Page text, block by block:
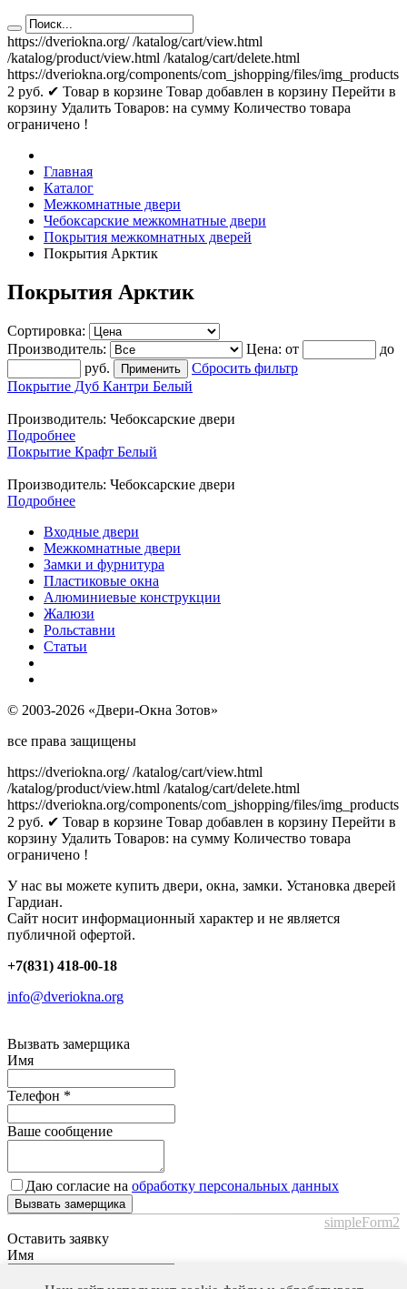
https://dveriokna.org/ /katalog/cart/view.html
/katalog/product/view.html /katalog/cart/delete.html
https://dveriokna.org/components/com_jshopping/files/img_products
2 руб. ✔ Товар в корзине Товар добавлен в корзину Перейти в
корзину Удалить Товаров: на сумму Количество товара
ограничено !
Главная
Каталог
Межкомнатные двери
Чебоксарские межкомнатные двери
Покрытия межкомнатных дверей
Покрытия Арктик
Покрытия Арктик
Сортировка:
Производитель:
Цена: от
до
руб.
Сбросить фильтр
Покрытие Дуб Кантри Белый
Производитель: Чебоксарские двери
Подробнее
Покрытие Крафт Белый
Производитель: Чебоксарские двери
Подробнее
Входные двери
Межкомнатные двери
Замки и фурнитура
Пластиковые окна
Алюминиевые конструкции
Жалюзи
Рольставни
Статьи
© 2003-2026 «Двери-Окна Зотов»
все права защищены
https://dveriokna.org/ /katalog/cart/view.html
/katalog/product/view.html /katalog/cart/delete.html
https://dveriokna.org/components/com_jshopping/files/img_products
2 руб. ✔ Товар в корзине Товар добавлен в корзину Перейти в
корзину Удалить Товаров: на сумму Количество товара
ограничено !
У нас вы можете купить двери, окна, замки. Установка дверей
Гардиан.
Сайт носит информационный характер и не является
публичной офертой.
+7(831) 418-00-18
info@dveriokna.org
Вызвать замерщика
Имя
Телефон *
Ваше сообщение
Даю согласие на обработку персональных данных
Вызвать замерщика
simpleForm2
Оставить заявку
Имя